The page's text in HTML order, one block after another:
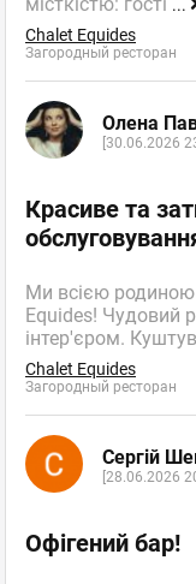
...
Chalet Equides
Загородный ресторан
Олена
[30.06.2026
Красиве та
Ми всією родиною
Equides! Чудовий
інтер'єром.
Chalet Equides
Загородный ресторан
Сергій
[28.06.2026
Офігений бар!